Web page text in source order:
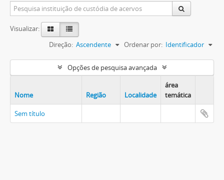
Visualizar:
Ordenar por: Identificador
Direção: Ascendente
Opções de pesquisa avançada
Nome Região Localidade
área
temática
Sem título